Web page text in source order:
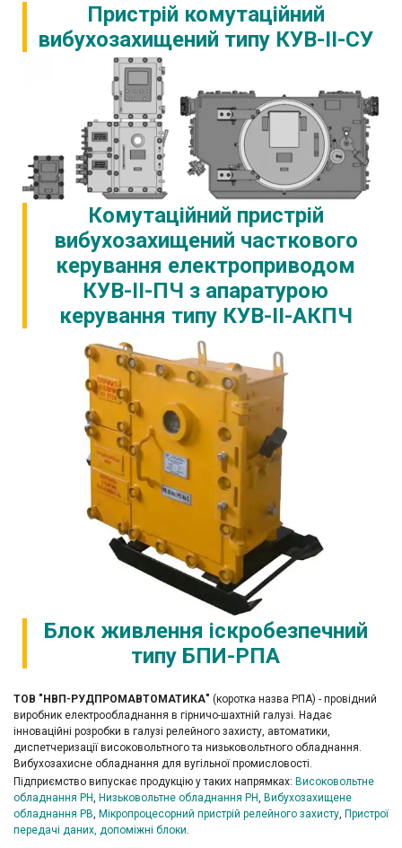
Пристрій комутаційний
вибухозахищений типу КУВ-II-СУ
Комутаційний пристрій
вибухозахищений часткового
керування електроприводом
КУВ-II-ПЧ з апаратурою
керування типу КУВ-II-АКПЧ
Блок живлення іскробезпечний
типу БПИ-РПА
ТОВ "НВП-РУДПРОМАВТОМАТИКА" (коротка назва РПА) - провідний
виробник електрообладнання в гірничо-шахтній галузі. Надає
інноваційні розробки в галузі релейного захисту, автоматики,
диспетчеризації високовольтного та низьковольтного обладнання.
Вибухозахисне обладнання для вугільної промисловості.
Підприємство випускає продукцію у таких напрямках: Високовольтне
обладнання РН Низьковольтне обладнання РН Вибухозахищене
обладнання РВ Мікропроцесорний пристрій релейного захисту Пристрої
передачі даних, допоміжні блоки